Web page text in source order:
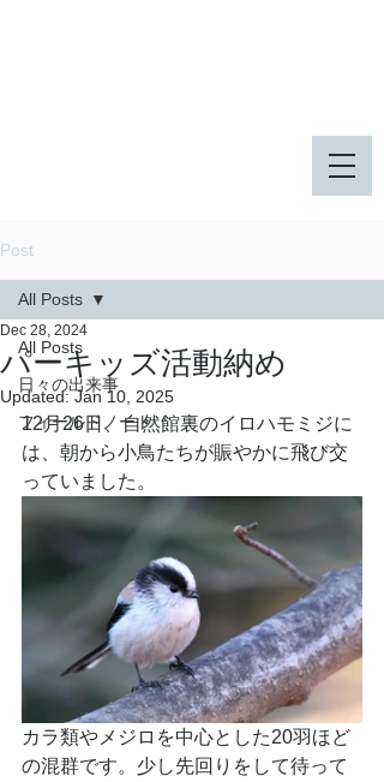
Post
All Posts
日々の出来事
フィールドノート
All Posts
パーキッズ活動納め
Dec 28, 2024
Updated:Jan 10, 2025
12月26日、自然館裏のイロハモミジに
は、朝から小鳥たちが賑やかに飛び交
っていました。
カラ類やメジロを中心とした20羽ほど
の混群です。少し先回りをして待って